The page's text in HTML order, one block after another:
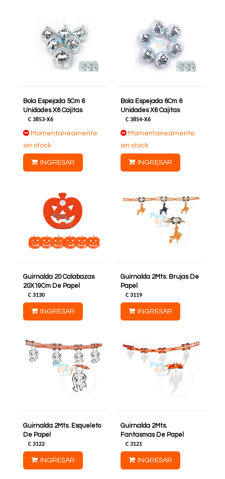
Bola Espejada 5Cm 6
Unidades X6 Cajitas
C 3853-X6
Momentaneamente
sin stock
INGRESAR
Bola Espejada 6Cm 6
Unidades X6 Cajitas
C 3854-X6
Momentaneamente
sin stock
INGRESAR
Guirnalda 20 Calabazas
20X19Cm De Papel
C 3130
INGRESAR
Guirnalda 2Mts. Brujas De
Papel
C 3119
INGRESAR
Guirnalda 2Mts. Esqueleto
De Papel
C 3122
INGRESAR
Guirnalda 2Mts.
Fantasmas De Papel
C 3121
INGRESAR